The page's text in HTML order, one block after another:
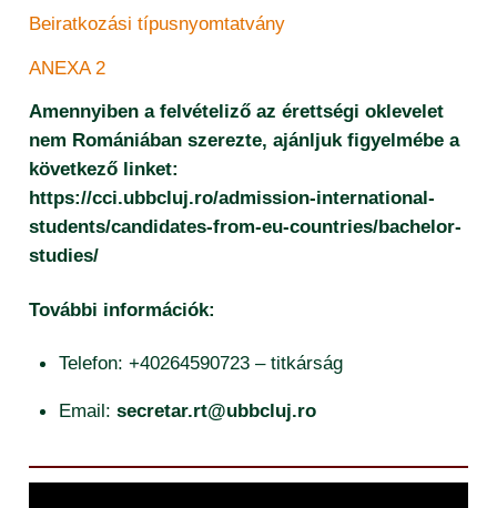
Beiratkozási típusnyomtatvány
ANEXA 2
Amennyiben a felvételiző az érettségi oklevelet
nem Romániában szerezte, ajánljuk figyelmébe a
következő linket:
https://cci.ubbcluj.ro/admission-international-
students/candidates-from-eu-countries/bachelor-
studies/
További információk:
Telefon: +40264590723 – titkárság
Email:secretar.rt@ubbcluj.ro